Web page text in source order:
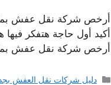
أرخص شركة نقل عفش
أكيد أول حاجة هتفكر
أرخص شركة نقل عفش
التصنيفات
دليل شركات نقل العفش